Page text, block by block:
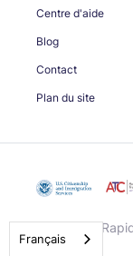
Centre d'aide
Blog
Contact
Plan du site
©
Français